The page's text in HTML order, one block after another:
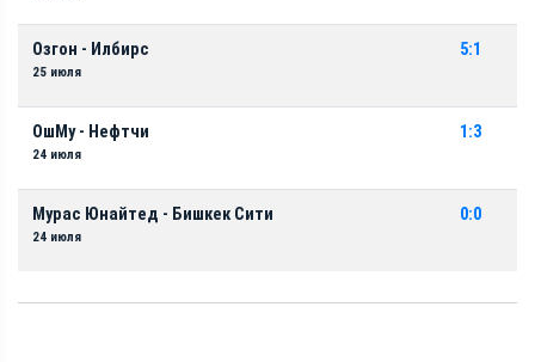
Озгон - Илбирс
25 июля
5:1
ОшМу - Нефтчи
24 июля
1:3
Мурас Юнайтед - Бишкек Сити
24 июля
0:0